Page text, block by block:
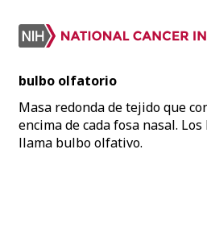
bulbo olfatorio
Masa redonda de tejido que
encima de cada fosa nasal.
llama bulbo olfativo.